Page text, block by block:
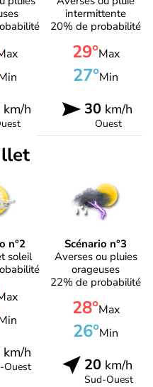
km/h
intermittente
20% de probabilité
29°Max
27°Min
30 km/h
Ouest
n°2
soleil
km/h
Ouest
Scénario n°3
Averses ou pluies
orageuses
22% de probabilité
28°Max
26°Min
20 km/h
Sud-Ouest